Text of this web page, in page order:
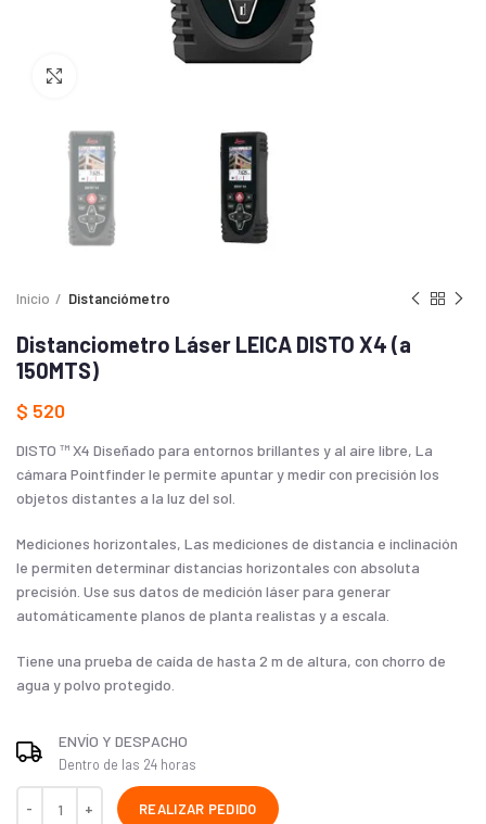
Inicio Distanciómetro
Distanciometro Láser LEICA DISTO X4 (a
150MTS)
$ 520
DISTO ™ X4 Diseñado para entornos brillantes y al aire libre, La
cámara Pointfinder le permite apuntar y medir con precisión los
objetos distantes a la luz del sol.
Mediciones horizontales, Las mediciones de distancia e inclinación
le permiten determinar distancias horizontales con absoluta
precisión. Use sus datos de medición láser para generar
automáticamente planos de planta realistas y a escala.
Tiene una prueba de caída de hasta 2 m de altura, con chorro de
agua y polvo protegido.
ENVÍO Y DESPACHO
Dentro de las 24 horas
REALIZAR PEDIDO